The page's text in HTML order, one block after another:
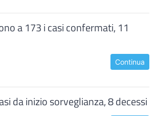
a 173 i casi confermati, 11
Continua
da inizio sorveglianza, 8 decessi